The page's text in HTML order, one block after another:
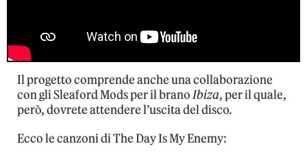
Il progetto comprende anche una collaborazione
con gli Sleaford Mods per il branoIbiza, per il quale,
però, dovrete attendere l’uscita del disco.
Ecco le canzoni di The Day Is My Enemy: